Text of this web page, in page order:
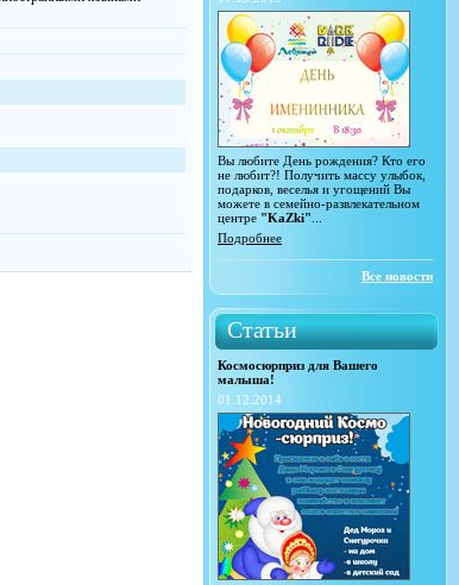
Вы любите День рождения? Кто его
не любит?! Получить массу улыбок,
подарков, веселья и угощений Вы
можете в семейно-развлекательном
центре "KaZki"
Подробнее
Все новости
Статьи
Космосюрприз для Вашего
малыша!
01.12.2014